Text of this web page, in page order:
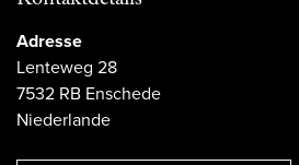
Adresse
Lenteweg 28
7532 RB Enschede
Niederlande